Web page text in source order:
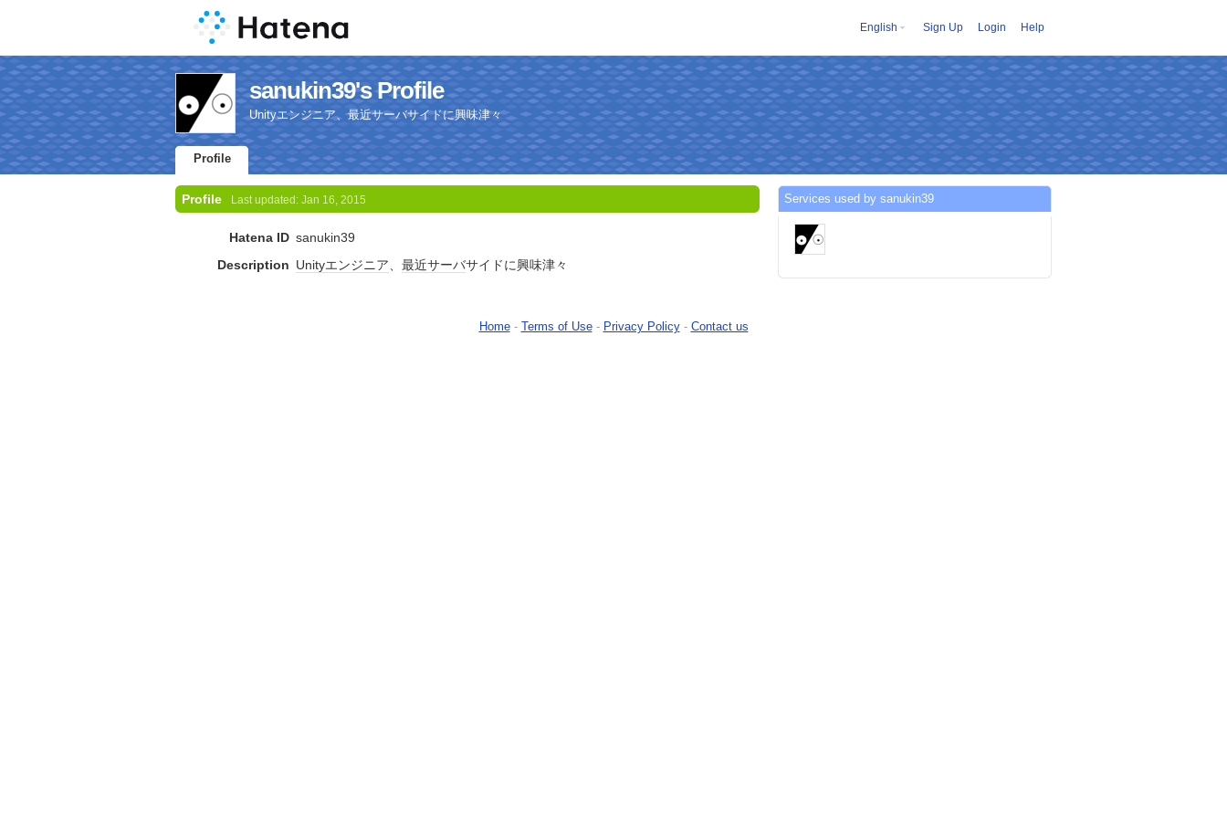
English Sign Up Login Help
sanukin39's Profile
Unityエンジニア、最近サーバサイドに興味津々
Profile
Profile Last updated: Jan 16, 2015
Hatena ID sanukin39
Description Unityエンジニア、 最近サーバサイドに興味津々
Services used by sanukin39
Home- Terms of Use- Privacy Policy- Contact us